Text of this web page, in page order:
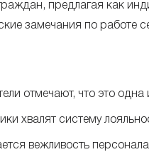
предлагая как
замечания по работе
отмечают, что это
хвалят систему
вежливость